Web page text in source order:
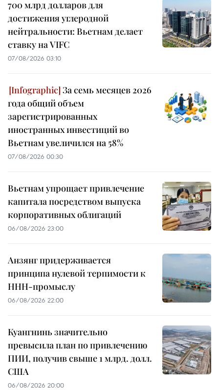
700 млрд долларов для
достижения углеродной
нейтральности: Вьетнам делает
ставку на VIFC
07/08/2026 03:10
За семь месяцев 2026
года общий объем
зарегистрированных
иностранных инвестиций во
Вьетнам увеличился на 58%
07/08/2026 00:30
Вьетнам упрощает привлечение
капитала посредством выпуска
корпоративных облигаций
06/08/2026 23:00
Анзянг придерживается
принципа нулевой терпимости к
ННН-промыслу
06/08/2026 22:00
Куангнинь значительно
превысила план по привлечению
ПИИ, получив свыше 1 млрд. долл.
США
06/08/2026 20:00